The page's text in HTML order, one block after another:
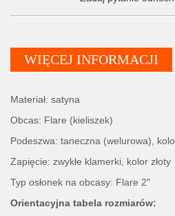
WIĘCEJ INFORMACJI
Materiał: satyna
Obcas: Flare (kieliszek)
Podeszwa: taneczna (welurowa),
Zapięcie: zwykłe klamerki, kolor złoty
Typ osłonek na obcasy: Flare 2"
Orientacyjna tabela rozmiarów: